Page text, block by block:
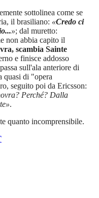
sottolinea come se
il brasiliano: «Credo ci
»; dal muretto:
non abbia capito il
scambia Sainte
e finisce addosso
sull'ala anteriore di
quasi di "opera
seguito poi da Ericsson:
Perché? Dalla
.
quanto incomprensibile.